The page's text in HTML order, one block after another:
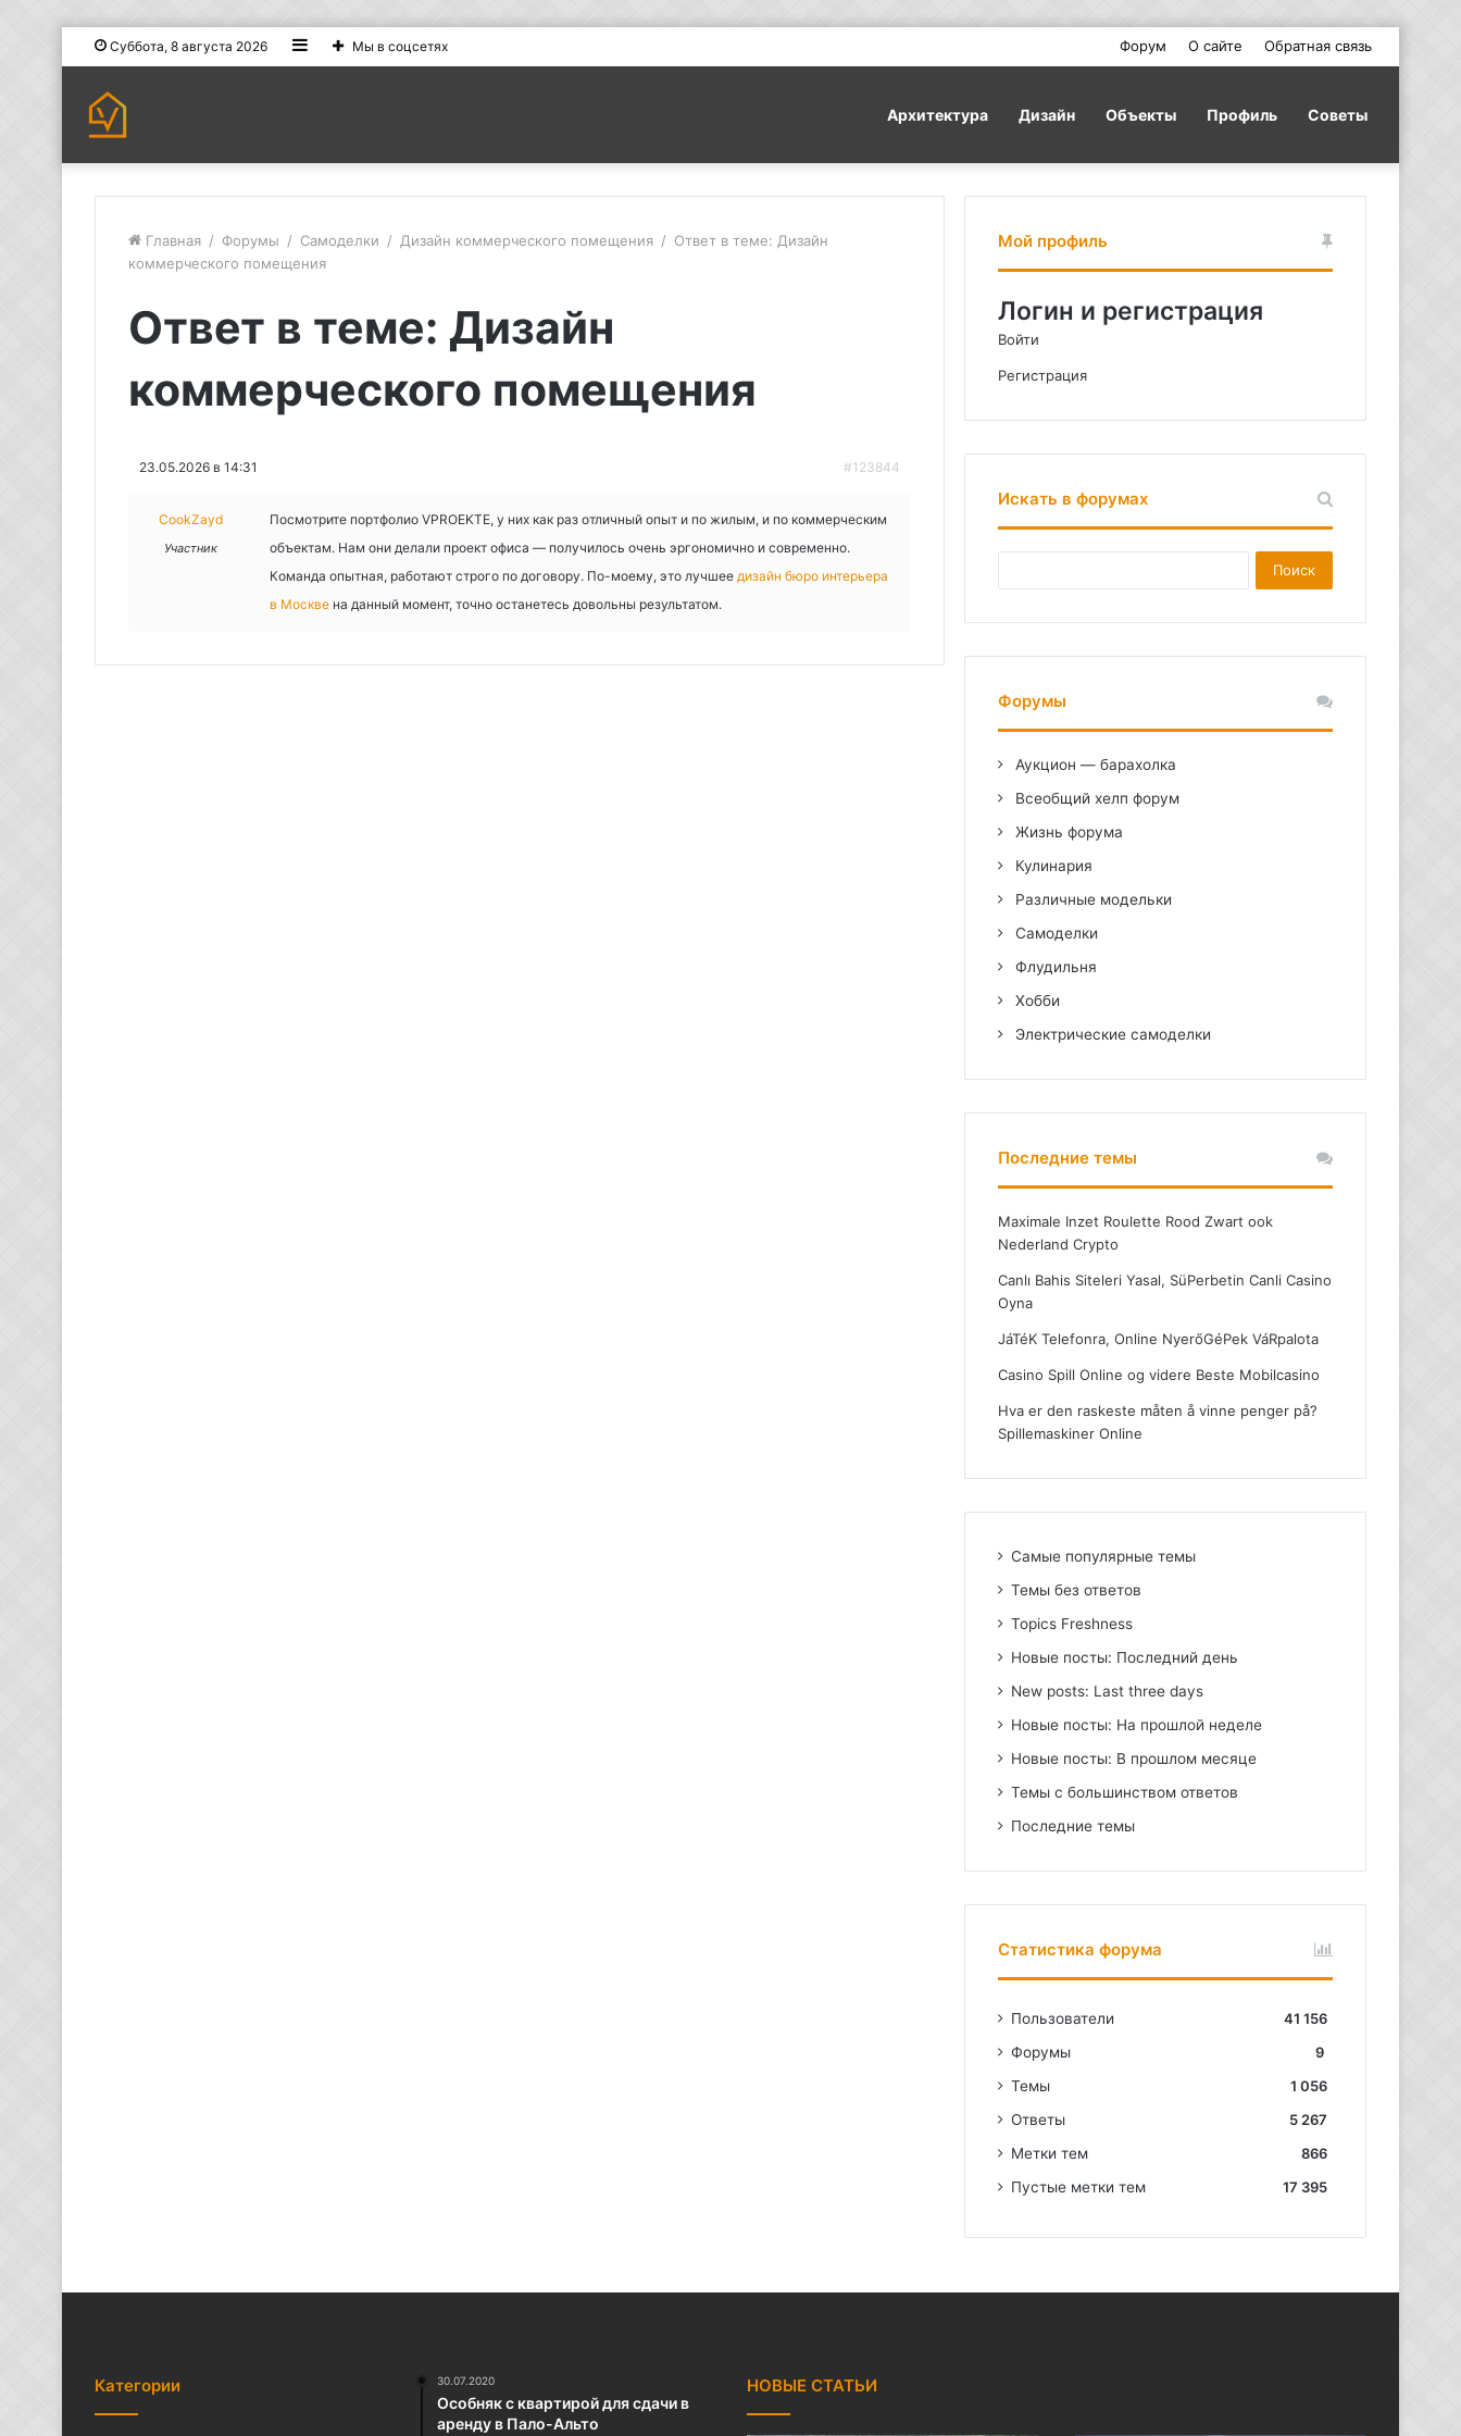
Суббота, 8 августа 2026 SidebarМы в соцсетях Форум О сайте Обратная связь
Архитектура Дизайн Объекты Профиль Советы
Главная / Форумы / Самоделки / Дизайн коммерческого помещения / Ответ в теме: Дизайн
коммерческого помещения
Ответ в теме: Дизайн
коммерческого помещения
23.05.2026 в 14:31 #123844
CookZayd
Участник
Посмотрите портфолио VPROEKTE, у них как раз отличный опыт и по жилым, и по коммерческим
объектам. Нам они делали проект офиса — получилось очень эргономично и современно.
Команда опытная, работают строго по договору. По-моему, это лучшее дизайн бюро интерьера
в Москве на данный момент, точно останетесь довольны результатом.
Мой профиль
Логин и регистрация
Войти
Регистрация
Искать в форумах
Форумы
Аукцион — барахолка
Всеобщий хелп форум
Жизнь форума
Кулинария
Различные модельки
Самоделки
Флудильня
Хобби
Электрические самоделки
Последние темы
Maximale Inzet Roulette Rood Zwart ook
Nederland Crypto
Canlı Bahis Siteleri Yasal, SüPerbetin Canli Casino
Oyna
JáTéK Telefonra, Online NyerőGéPek VáRpalota
Casino Spill Online og videre Beste Mobilcasino
Hva er den raskeste måten å vinne penger på?
Spillemaskiner Online
Самые популярные темы
Темы без ответов
Topics Freshness
Новые посты: Последний день
New posts: Last three days
Новые посты: На прошлой неделе
Новые посты: В прошлом месяце
Темы с большинством ответов
Последние темы
Статистика форума
Пользователи
41 156
Форумы
9
Темы
1 056
Ответы
5 267
Метки тем
866
Пустые метки тем
17 395
Категории 30.07.2020
Особняк с квартирой для сдачи в
аренду в Пало-Альто
НОВЫЕ СТАТЬИ